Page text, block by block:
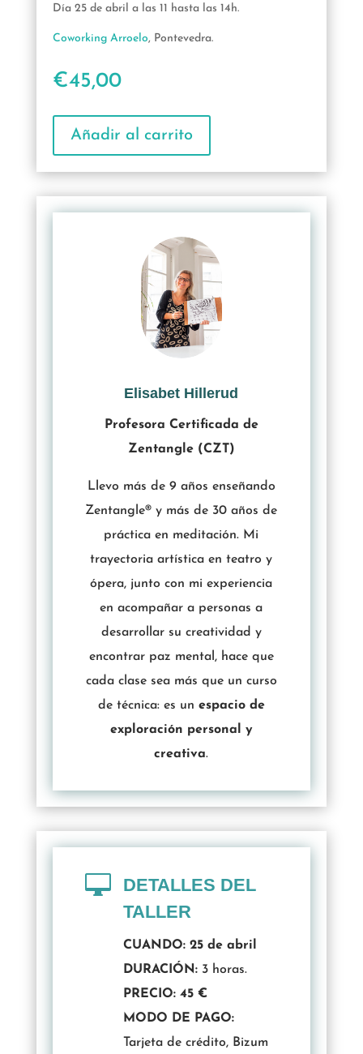
Día 25 de abril a las 11 hasta las 14h.
Coworking Arroelo, Pontevedra.
€45,00
Añadir al carrito
Elisabet Hillerud
Profesora Certificada de
Zentangle (CZT)
Llevo más de 9 años enseñando
Zentangle® y más de 30 años de
práctica en meditación. Mi
trayectoria artística en teatro y
ópera, junto con mi experiencia
en acompañar a personas a
desarrollar su creatividad y
encontrar paz mental, hace que
cada clase sea más que un curso
de técnica: es un espacio de
exploración personal y
creativa.

DETALLES DEL
TALLER
CUANDO: 25 de abril
DURACIÓN:3 horas.
PRECIO: 45 €
MODO DE PAGO:
Tarjeta de crédito, Bizum